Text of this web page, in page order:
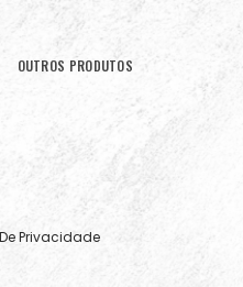
OUTROS PRODUTOS
Privacidade